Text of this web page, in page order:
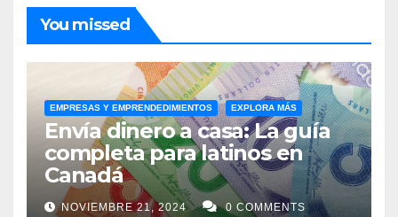
You missed
EMPRESAS Y EMPRENDEDIMIENTOS EXPLORA MÁS
Envía dinero a casa: La guía
completa para latinos en
Canadá
NOVIEMBRE 21, 2024 0 COMMENTS